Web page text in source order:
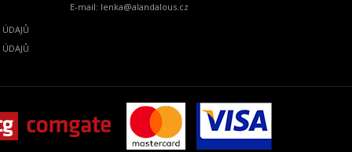
E-mail: lenka@alandalous.cz